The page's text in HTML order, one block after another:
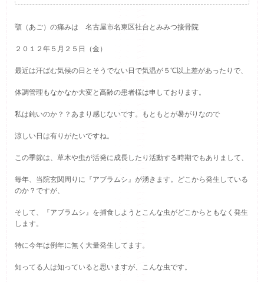
顎（あご）の痛みは 名古屋市名東区社台とみみつ接骨院
２０１２年５月２５日（金）
最近は汗ばむ気候の日とそうでない日で気温が５℃以上差があったりで、
体調管理もなかなか大変と高齢の患者様は申しております。
私は鈍いのか？？あまり感じないです。もともとが暑がりなので
涼しい日は有りがたいですね。
この季節は、草木や虫が活発に成長したり活動する時期でもありまして、
毎年、当院玄関周りに『アブラムシ』が湧きます。どこから発生している
のか？ですが、
そして、『アブラムシ』を捕食しようとこんな虫がどこからともなく発生
します。
特に今年は例年に無く大量発生してます。
知ってる人は知っていると思いますが、こんな虫です。